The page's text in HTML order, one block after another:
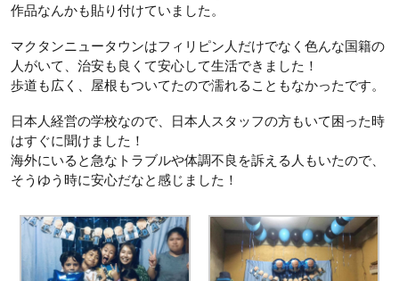
作品なんかも貼り付けていました。
マクタンニュータウンはフィリピン人だけでなく色んな国籍の
人がいて、治安も良くて安心して生活できました！
歩道も広く、屋根もついてたので濡れることもなかったです。
日本人経営の学校なので、日本人スタッフの方もいて困った時
はすぐに聞けました！
海外にいると急なトラブルや体調不良を訴える人もいたので、
そうゆう時に安心だなと感じました！